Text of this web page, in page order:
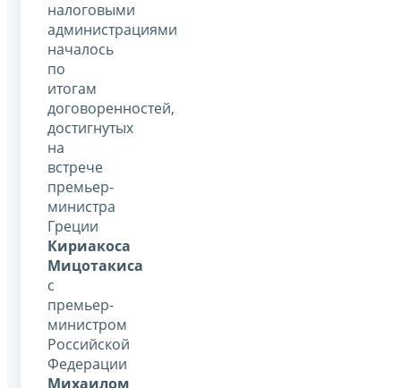
налоговыми
администрациями
началось
по
итогам
договоренностей,
достигнутых
на
встрече
премьер-
министра
Греции
Кириакоса
Мицотакиса
с
премьер-
министром
Российской
Федерации
Михаилом